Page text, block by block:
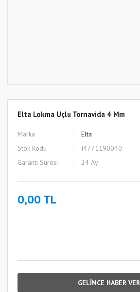
Elta Lokma Uçlu Tornavida 4 Mm
Marka
Elta
Stok Kodu
I4771190040
Garanti Süresi
24 Ay
0,00 TL
GELİNCE HABER VER